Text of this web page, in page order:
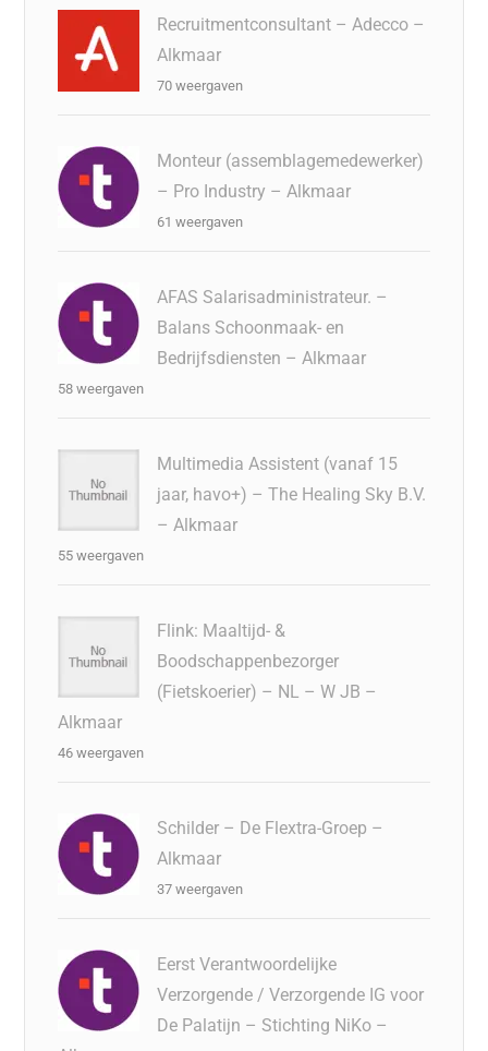
Recruitmentconsultant – Adecco –
Alkmaar
70 weergaven
Monteur (assemblagemedewerker)
– Pro Industry – Alkmaar
61 weergaven
AFAS Salarisadministrateur. –
Balans Schoonmaak- en
Bedrijfsdiensten – Alkmaar
58 weergaven
Multimedia Assistent (vanaf 15
jaar, havo+) – The Healing Sky B.V.
– Alkmaar
55 weergaven
Flink: Maaltijd- &
Boodschappenbezorger
(Fietskoerier) – NL – W JB –
Alkmaar
46 weergaven
Schilder – De Flextra-Groep –
Alkmaar
37 weergaven
Eerst Verantwoordelijke
Verzorgende / Verzorgende IG voor
De Palatijn – Stichting NiKo –